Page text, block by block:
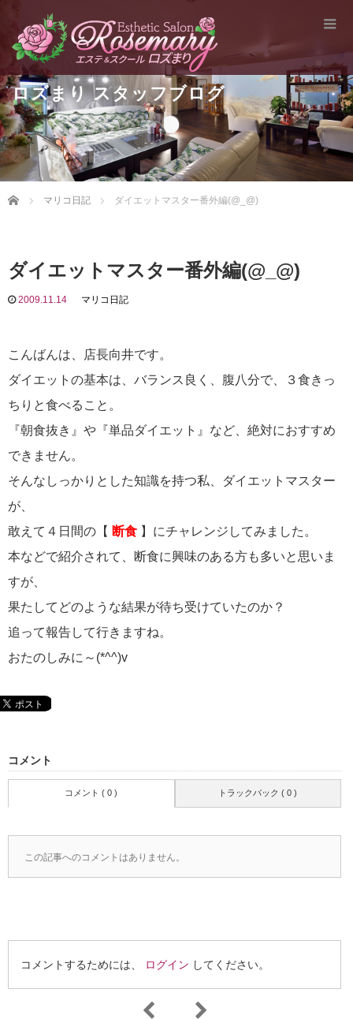
ロズまり スタッフブログ
Home マリコ日記 ダイエットマスター番外編(@_@)
ダイエットマスター番外編(@_@)
2009.11.14 マリコ日記
こんばんは、店長向井です。
ダイエットの基本は、バランス良く、腹八分で、３食きっ
ちりと食べること。
『朝食抜き』や『単品ダイエット』など、絶対におすすめ
できません。
そんなしっかりとした知識を持つ私、ダイエットマスター
が、
敢えて４日間の【 断食 】にチャレンジしてみました。
本などで紹介されて、断食に興味のある方も多いと思いま
すが、
果たしてどのような結果が待ち受けていたのか？
追って報告して行きますね。
おたのしみに～(*^^)v
コメント
コメント ( 0 ) トラックバック ( 0 )
この記事へのコメントはありません。
コメントするためには、 ログイン してください。